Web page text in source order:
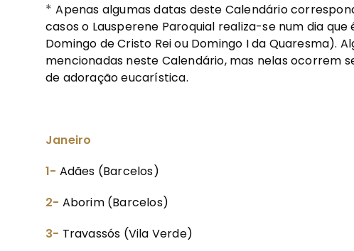
*Apenas algumas datas deste Calendário
casos o Lausperene Paroquial realiza-se num dia
Domingo de Cristo Rei ou Domingo I da Quaresma).
mencionadas neste Calendário, mas nelas ocorrem
de adoração eucarística.
Janeiro
1- Adães (Barcelos)
2- Aborim (Barcelos)
3- Travassós (Vila Verde)